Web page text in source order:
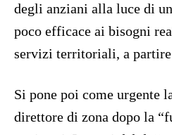
degli anziani alla luce di
poco efficace ai bisogni
servizi territoriali, a
Si pone poi come urgente
direttore di zona dopo la